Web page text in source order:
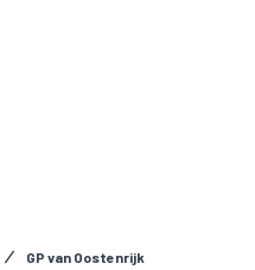
GP van Oostenrijk